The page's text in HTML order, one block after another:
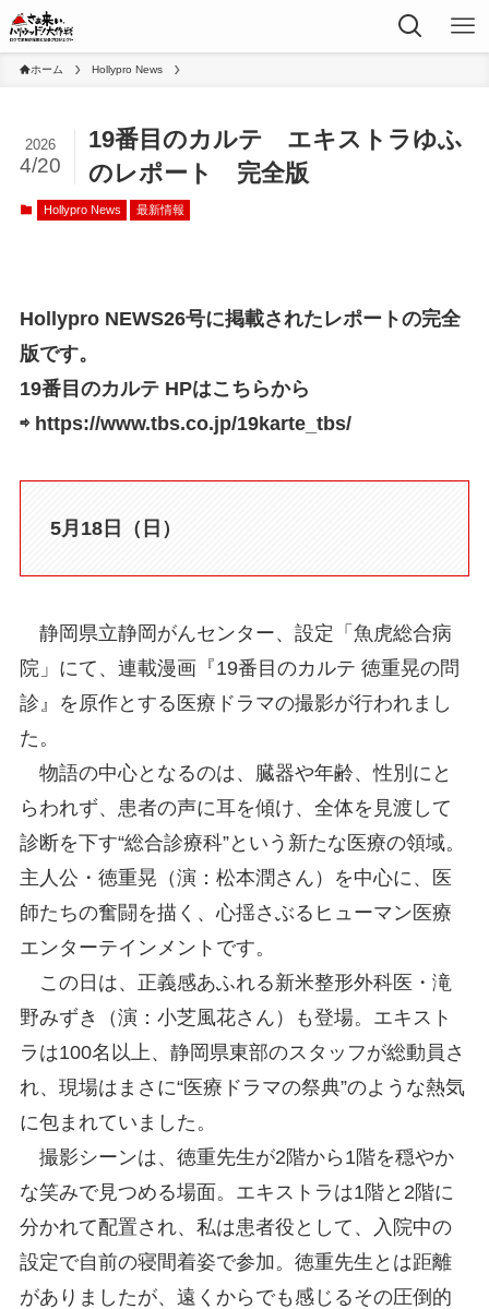
ホーム Hollypro News
19番目のカルテ エキストラゆふ
のレポート 完全版
2026
4/20
Hollypro News 最新情報
Hollypro NEWS26号に掲載されたレポートの完全
版です。
19番目のカルテ HPはこちらから
⇨ https://www.tbs.co.jp/19karte_tbs/
5月18日（日）
静岡県立静岡がんセンター、設定「魚虎総合病
院」にて、連載漫画『19番目のカルテ 徳重晃の問
診』を原作とする医療ドラマの撮影が行われまし
た。
物語の中心となるのは、臓器や年齢、性別にと
らわれず、患者の声に耳を傾け、全体を見渡して
診断を下す“総合診療科”という新たな医療の領域。
主人公・徳重晃（演：松本潤さん）を中心に、医
師たちの奮闘を描く、心揺さぶるヒューマン医療
エンターテインメントです。
この日は、正義感あふれる新米整形外科医・滝
野みずき（演：小芝風花さん）も登場。エキスト
ラは100名以上、静岡県東部のスタッフが総動員さ
れ、現場はまさに“医療ドラマの祭典”のような熱気
に包まれていました。
撮影シーンは、徳重先生が2階から1階を穏やか
な笑みで見つめる場面。エキストラは1階と2階に
分かれて配置され、私は患者役として、入院中の
設定で自前の寝間着姿で参加。徳重先生とは距離
がありましたが、遠くからでも感じるその圧倒的